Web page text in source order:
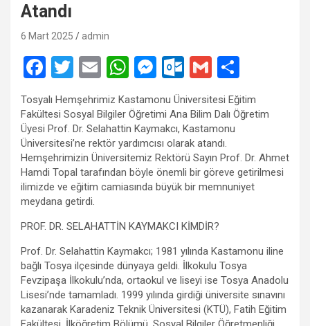
Atandı
6 Mart 2025 admin
F
a
ce
b
o
o
k
T
wi
tt
er
E
m
ail
W
h
at
s
A
p
M
es
se
n
g
er
O
ut
lo
o
k.
c
m
G
m
ail
h
ar
Tosyalı Hemşehrimiz Kastamonu Üniversitesi Eğitim
Fakültesi Sosyal Bilgiler Öğretimi Ana Bilim Dalı Öğretim
Üyesi Prof. Dr. Selahattin Kaymakcı, Kastamonu
Üniversitesi’ne rektör yardımcısı olarak atandı.
Hemşehrimizin Üniversitemiz Rektörü Sayın Prof. Dr. Ahmet
Hamdi Topal tarafından böyle önemli bir göreve getirilmesi
ilimizde ve eğitim camiasında büyük bir memnuniyet
meydana getirdi.
PROF. DR. SELAHATTİN KAYMAKCI KİMDİR?
Prof. Dr. Selahattin Kaymakcı; 1981 yılında Kastamonu iline
bağlı Tosya ilçesinde dünyaya geldi. İlkokulu Tosya
Fevzipaşa İlkokulu’nda, ortaokul ve liseyi ise Tosya Anadolu
Lisesi’nde tamamladı. 1999 yılında girdiği üniversite sınavını
kazanarak Karadeniz Teknik Üniversitesi (KTÜ), Fatih Eğitim